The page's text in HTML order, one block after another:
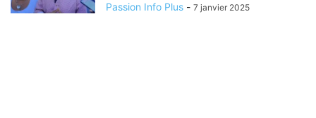
Passion Info Plus - 7 janvier 2025